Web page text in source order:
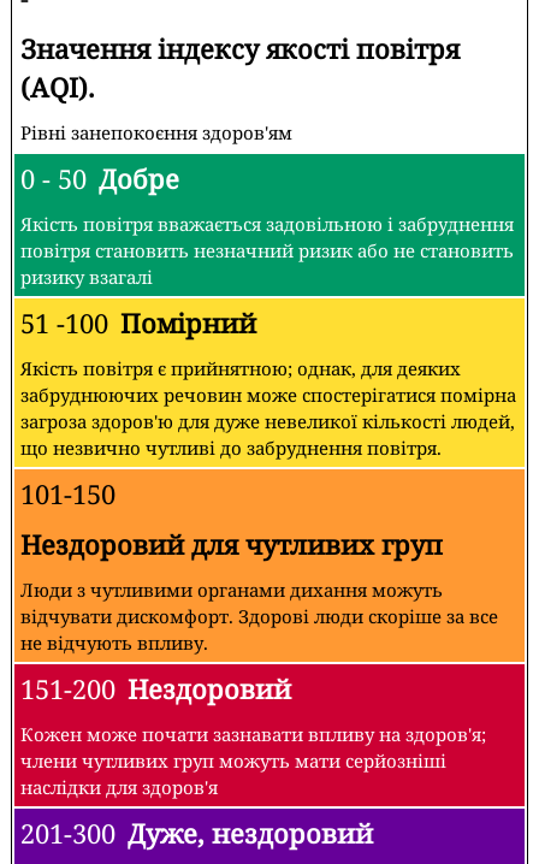
Значення індексу якості повітря
(AQI).
Рівні занепокоєння здоров'ям
0 - 50 Добре
Якість повітря вважається задовільною і забруднення
повітря становить незначний ризик або не становить
ризику взагалі
51 -100 Помірний
Якість повітря є прийнятною; однак, для деяких
забруднюючих речовин може спостерігатися помірна
загроза здоров'ю для дуже невеликої кількості людей,
що незвично чутливі до забруднення повітря.
101-150
Нездоровий для чутливих груп
Люди з чутливими органами дихання можуть
відчувати дискомфорт. Здорові люди скоріше за все
не відчують впливу.
151-200 Нездоровий
Кожен може почати зазнавати впливу на здоров'я;
члени чутливих груп можуть мати серйозніші
наслідки для здоров'я
201-300 Дуже, нездоровий